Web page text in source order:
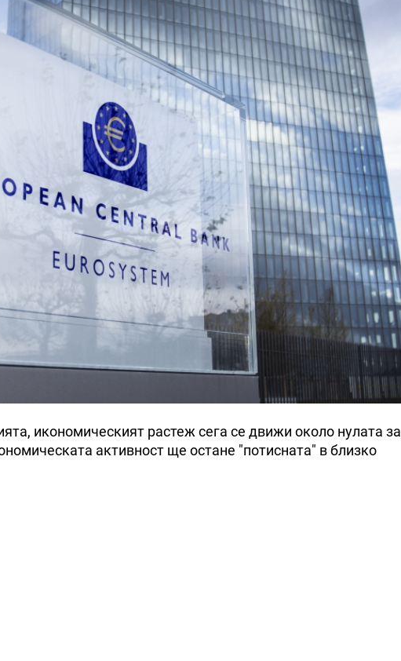
икономическият растеж сега се движи около нулата за
активност ще остане "потисната" в близко